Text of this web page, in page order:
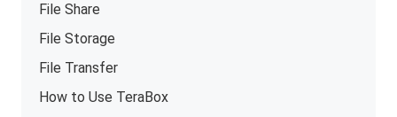
File Share
File Storage
File Transfer
How to Use TeraBox